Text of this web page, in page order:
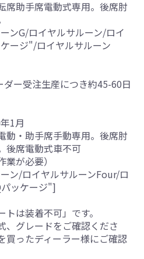
助手席電動式専用。後席肘
ンG/ロイヤルサルーン/ロイ
ージ"/ロイヤルサルーン
ー受注生産につき約45-60日
1月
・助手席手動専用。後席肘
後席電動式車不可
業が必要）
ン/ロイヤルサルーンFour/ロ
ッケージ"]
は装着不可」です。
グレードをご確認くださ
買ったディーラー様にご確認